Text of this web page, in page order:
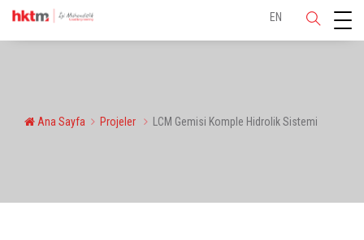
EN
Ana Sayfa Projeler LCM Gemisi Komple Hidrolik Sistemi